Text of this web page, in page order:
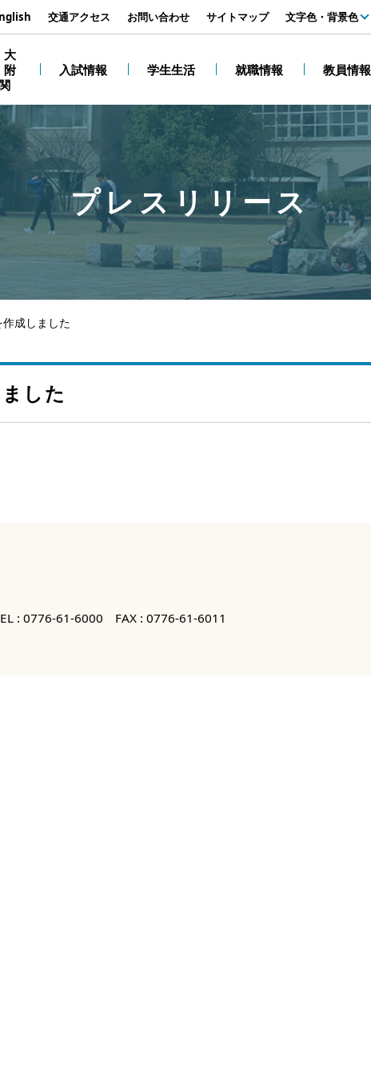
大
附
入試情報 学生生活 就職情報 教員情報
交通アクセス お問い合わせ サイトマップ 文字色・背景色
黒
プレスリリース
成しました
した
: 0776-61-6000 FAX : 0776-61-6011